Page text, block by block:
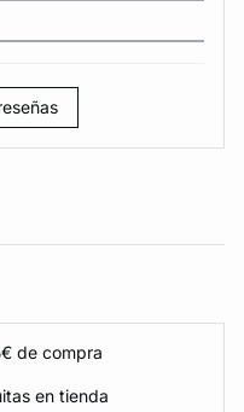
de compra
en tienda